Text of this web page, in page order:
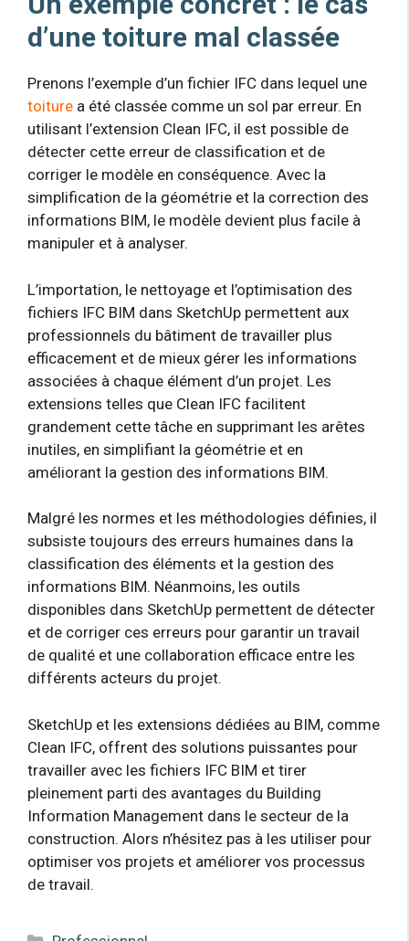
d’une toiture mal classée
Prenons l’exemple d’un fichier IFC dans lequel une
toiture a été classée comme un sol par erreur. En
utilisant l’extension Clean IFC, il est possible de
détecter cette erreur de classification et de
corriger le modèle en conséquence. Avec la
simplification de la géométrie et la correction des
informations BIM, le modèle devient plus facile à
manipuler et à analyser.
L’importation, le nettoyage et l’optimisation des
fichiers IFC BIM dans SketchUp permettent aux
professionnels du bâtiment de travailler plus
efficacement et de mieux gérer les informations
associées à chaque élément d’un projet. Les
extensions telles que Clean IFC facilitent
grandement cette tâche en supprimant les arêtes
inutiles, en simplifiant la géométrie et en
améliorant la gestion des informations BIM.
Malgré les normes et les méthodologies définies, il
subsiste toujours des erreurs humaines dans la
classification des éléments et la gestion des
informations BIM. Néanmoins, les outils
disponibles dans SketchUp permettent de détecter
et de corriger ces erreurs pour garantir un travail
de qualité et une collaboration efficace entre les
différents acteurs du projet.
SketchUp et les extensions dédiées au BIM, comme
Clean IFC, offrent des solutions puissantes pour
travailler avec les fichiers IFC BIM et tirer
pleinement parti des avantages du Building
Information Management dans le secteur de la
construction. Alors n’hésitez pas à les utiliser pour
optimiser vos projets et améliorer vos processus
de travail.
Catégories